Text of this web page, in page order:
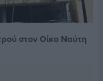
στον Οίκο Ναύτη